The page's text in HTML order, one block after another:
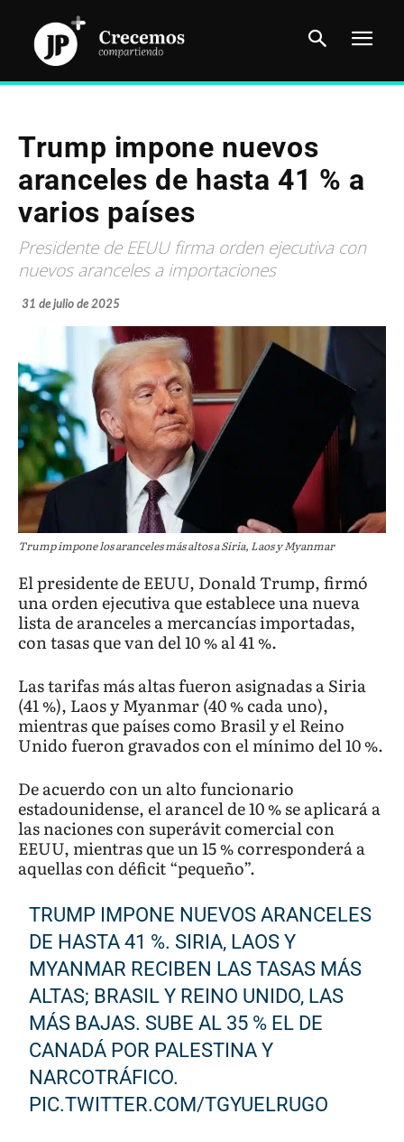
Trump impone nuevos
aranceles de hasta 41 % a
varios países
Presidente de EEUU firma orden ejecutiva con
nuevos aranceles a importaciones
31 de julio de 2025
Trump impone los aranceles más altos a Siria, Laos y Myanmar
El presidente de EEUU, Donald Trump, firmó
una orden ejecutiva que establece una nueva
lista de aranceles a mercancías importadas,
con tasas que van del 10 % al 41 %.
Las tarifas más altas fueron asignadas a Siria
(41 %), Laos y Myanmar (40 % cada uno),
mientras que países como Brasil y el Reino
Unido fueron gravados con el mínimo del 10 %.
De acuerdo con un alto funcionario
estadounidense, el arancel de 10 % se aplicará a
las naciones con superávit comercial con
EEUU, mientras que un 15 % corresponderá a
aquellas con déficit “pequeño”.
TRUMP IMPONE NUEVOS ARANCELES
DE HASTA 41 %. SIRIA, LAOS Y
MYANMAR RECIBEN LAS TASAS MÁS
ALTAS; BRASIL Y REINO UNIDO, LAS
MÁS BAJAS. SUBE AL 35 % EL DE
CANADÁ POR PALESTINA Y
NARCOTRÁFICO.
PIC.TWITTER.COM/TGYUELRUGO